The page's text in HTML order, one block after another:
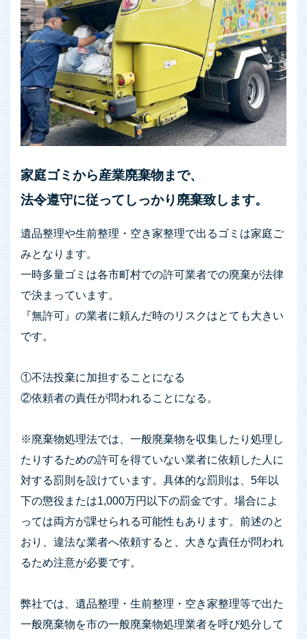
家庭ゴミから産業廃棄物まで、
法令遵守に従ってしっかり廃棄致します。
遺品整理や生前整理・空き家整理で出るゴミは家庭ご
みとなります。
一時多量ゴミは各市町村での許可業者での廃棄が法律
で決まっています。
『無許可』の業者に頼んだ時のリスクはとても大きい
です。
①不法投棄に加担することになる
②依頼者の責任が問われることになる。
※廃棄物処理法では、一般廃棄物を収集したり処理し
たりするための許可を得ていない業者に依頼した人に
対する罰則を設けています。具体的な罰則は、5年以
下の懲役または1,000万円以下の罰金です。場合によ
っては両方が課せられる可能性もあります。前述のと
おり、違法な業者へ依頼すると、大きな責任が問われ
るため注意が必要です。
弊社では、遺品整理・生前整理・空き家整理等で出た
一般廃棄物を市の一般廃棄物処理業者を呼び処分して